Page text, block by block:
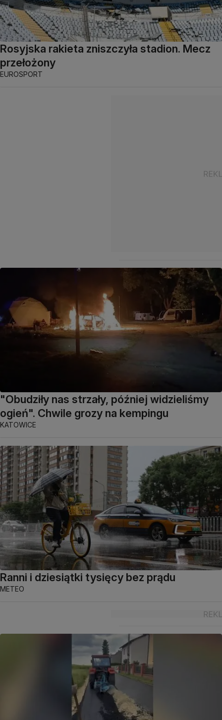
Rosyjska rakieta zniszczyła stadion. Mecz
przełożony
EUROSPORT
"Obudziły nas strzały, później widzieliśmy
ogień". Chwile grozy na kempingu
KATOWICE
Ranni i dziesiątki tysięcy bez prądu
METEO